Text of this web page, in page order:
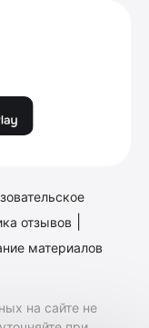
отзывов
материалов
на сайте не